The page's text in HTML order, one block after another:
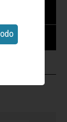
2024